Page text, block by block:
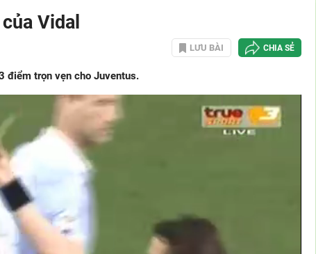
Vidal
LƯU BÀI CHIA SẺ
điểm trọn vẹn cho Juventus.